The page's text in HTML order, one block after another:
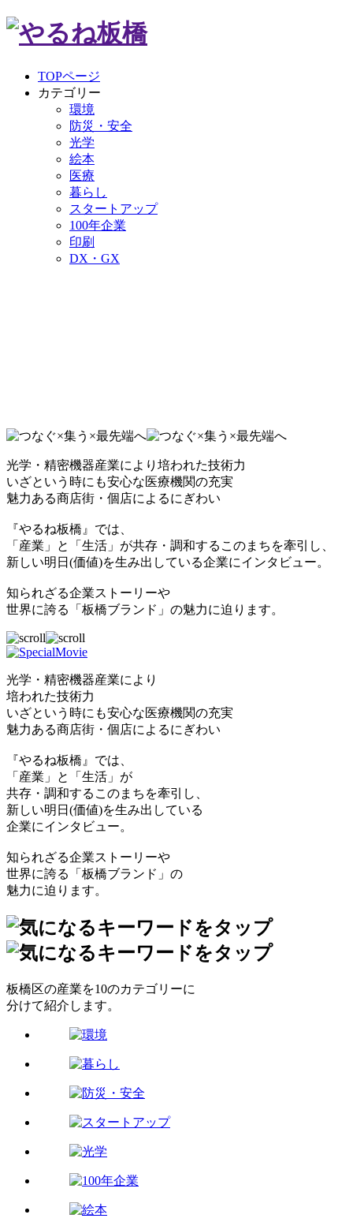
TOPページ
カテゴリー
環境
防災・安全
光学
絵本
医療
暮らし
スタートアップ
100年企業
印刷
DX・GX
光学・精密機器産業により培われた技術力
いざという時にも安心な医療機関の充実
魅力ある商店街・個店によるにぎわい
『やるね板橋』では、
「産業」と「生活」が共存・調和するこのまちを牽引し、
新しい明日(価値)を生み出している企業にインタビュー。
知られざる企業ストーリーや
世界に誇る「板橋ブランド」の魅力に迫ります。
光学・精密機器産業により
培われた技術力
いざという時にも安心な医療機関の充実
魅力ある商店街・個店によるにぎわい
『やるね板橋』では、
「産業」と「生活」が
共存・調和するこのまちを牽引し、
新しい明日(価値)を生み出している
企業にインタビュー。
知られざる企業ストーリーや
世界に誇る「板橋ブランド」の
魅力に迫ります。
板橋区の産業を10のカテゴリーに
分けて紹介します。